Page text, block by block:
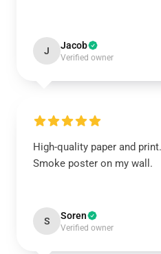
J Jacob
Verified owner
High-quality paper and
Smoke poster on my wall.
S Soren
Verified owner